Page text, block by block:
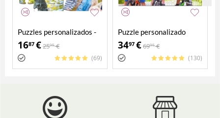
Puzzles personalizados -
Pack 4 en 1
1687 €2595 €
(69)
Puzzle personalizado
2000 piezas
3497 €6995 €
(130)